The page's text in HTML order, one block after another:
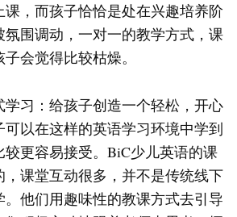
，而孩子恰恰是处在兴趣培养阶
围调动，一对一的教学方式，课
会觉得比较枯燥。
习：给孩子创造一个轻松，开心
以在这样的英语学习环境中学到
较更容易接受。BiC少儿英语的课
课堂互动很多，并不是传统线下
他们用趣味性的教课方式去引导